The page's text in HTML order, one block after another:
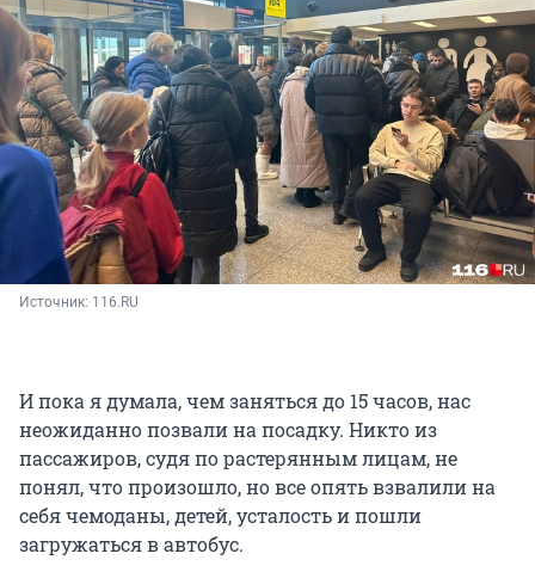
Источник: 116.RU
И пока я думала, чем заняться до 15 часов, нас
неожиданно позвали на посадку. Никто из
пассажиров, судя по растерянным лицам, не
понял, что произошло, но все опять взвалили на
себя чемоданы, детей, усталость и пошли
загружаться в автобус.